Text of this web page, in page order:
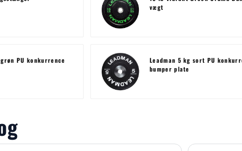
vægt
PU konkurrence
Leadman 5 kg sort PU
bumper plate